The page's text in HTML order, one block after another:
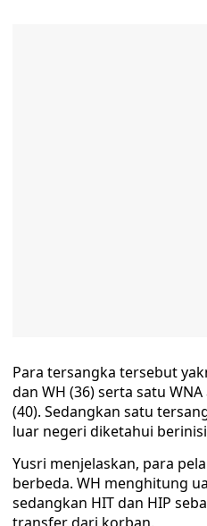
Para tersangka tersebut
dan WH (36) serta satu
(40). Sedangkan satu
luar negeri diketahui
Yusri menjelaskan, para
berbeda. WH menghitung
sedangkan HIT dan HIP